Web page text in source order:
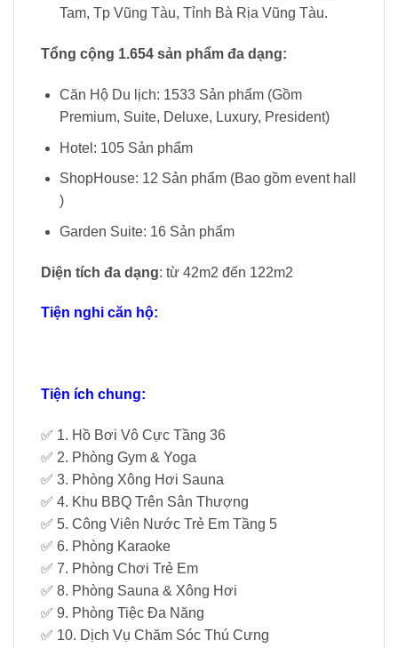
Tam, Tp Vũng Tàu, Tỉnh Bà Rịa Vũng Tàu.
Tổng cộng 1.654 sản phẩm đa dạng:
Căn Hộ Du lịch: 1533 Sản phẩm (Gồm
Premium, Suite, Deluxe, Luxury, President)
Hotel: 105 Sản phẩm
ShopHouse: 12 Sản phẩm (Bao gồm event hall
)
Garden Suite: 16 Sản phẩm
Diện tích đa dạng: từ 42m2 đến 122m2
Tiện nghi căn hộ:
Tiện ích chung:
✅ 1. Hồ Bơi Vô Cực Tầng 36
✅ 2. Phòng Gym & Yoga
✅ 3. Phòng Xông Hơi Sauna
✅ 4. Khu BBQ Trên Sân Thượng
✅ 5. Công Viên Nước Trẻ Em Tầng 5
✅ 6. Phòng Karaoke
✅ 7. Phòng Chơi Trẻ Em
✅ 8. Phòng Sauna & Xông Hơi
✅ 9. Phòng Tiệc Đa Năng
✅ 10. Dịch Vụ Chăm Sóc Thú Cưng